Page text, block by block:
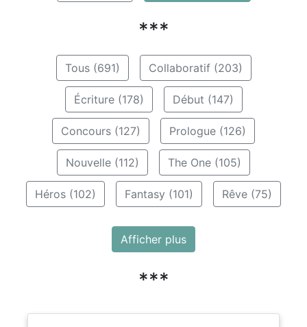
***
Tous (691) Collaboratif (203)
Écriture (178) Début (147)
Concours (127) Prologue (126)
Nouvelle (112) The One (105)
Héros (102) Fantasy (101) Rêve (75)
Afficher plus
***